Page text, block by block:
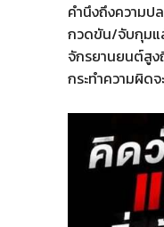
คำนึงถึงความ
กวดขัน/จับกุมแ
จักรยานยนต์สูง
กระทำความผิด